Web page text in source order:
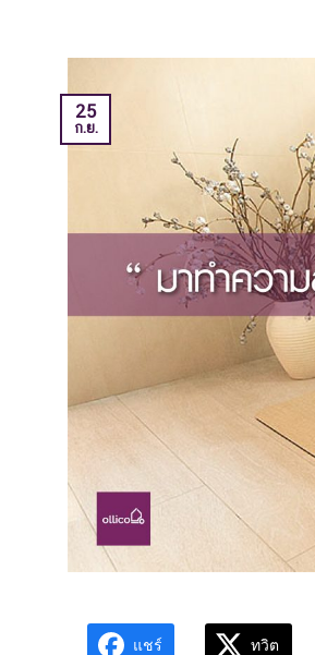
25
ก.ย.
แชร์ ทวิต